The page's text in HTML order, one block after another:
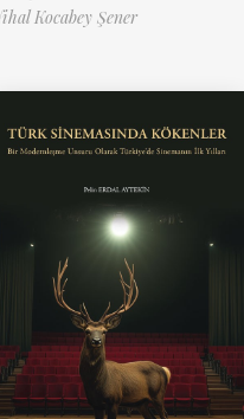
Kocabey Şener